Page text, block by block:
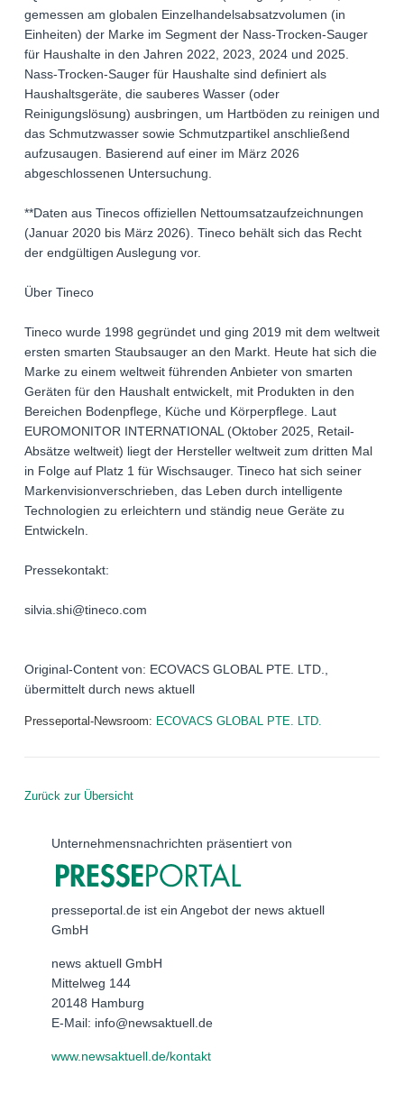
gemessen am globalen Einzelhandelsabsatzvolumen (in
Einheiten) der Marke im Segment der Nass-Trocken-Sauger
für Haushalte in den Jahren 2022, 2023, 2024 und 2025.
Nass-Trocken-Sauger für Haushalte sind definiert als
Haushaltsgeräte, die sauberes Wasser (oder
Reinigungslösung) ausbringen, um Hartböden zu reinigen und
das Schmutzwasser sowie Schmutzpartikel anschließend
aufzusaugen. Basierend auf einer im März 2026
abgeschlossenen Untersuchung.
**Daten aus Tinecos offiziellen Nettoumsatzaufzeichnungen
(Januar 2020 bis März 2026). Tineco behält sich das Recht
der endgültigen Auslegung vor.
Über Tineco
Tineco wurde 1998 gegründet und ging 2019 mit dem weltweit
ersten smarten Staubsauger an den Markt. Heute hat sich die
Marke zu einem weltweit führenden Anbieter von smarten
Geräten für den Haushalt entwickelt, mit Produkten in den
Bereichen Bodenpflege, Küche und Körperpflege. Laut
EUROMONITOR INTERNATIONAL (Oktober 2025, Retail-
Absätze weltweit) liegt der Hersteller weltweit zum dritten Mal
in Folge auf Platz 1 für Wischsauger. Tineco hat sich seiner
Markenvisionverschrieben, das Leben durch intelligente
Technologien zu erleichtern und ständig neue Geräte zu
Entwickeln.
Pressekontakt:
silvia.shi@tineco.com
Original-Content von: ECOVACS GLOBAL PTE. LTD.,
übermittelt durch news aktuell
Presseportal-Newsroom: ECOVACS GLOBAL PTE. LTD.
Zurück zur Übersicht
Unternehmensnachrichten präsentiert von
presseportal.de ist ein Angebot der news aktuell
GmbH
news aktuell GmbH
Mittelweg 144
20148 Hamburg
E-Mail: info@newsaktuell.de
www.newsaktuell.de/kontakt